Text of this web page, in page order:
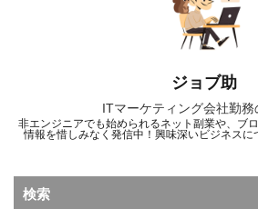
ジョブ助
ITマーケティング会社勤務
非エンジニアでも始められるネット副業や、ブ
情報を惜しみなく発信中！興味深いビジネスに
検索